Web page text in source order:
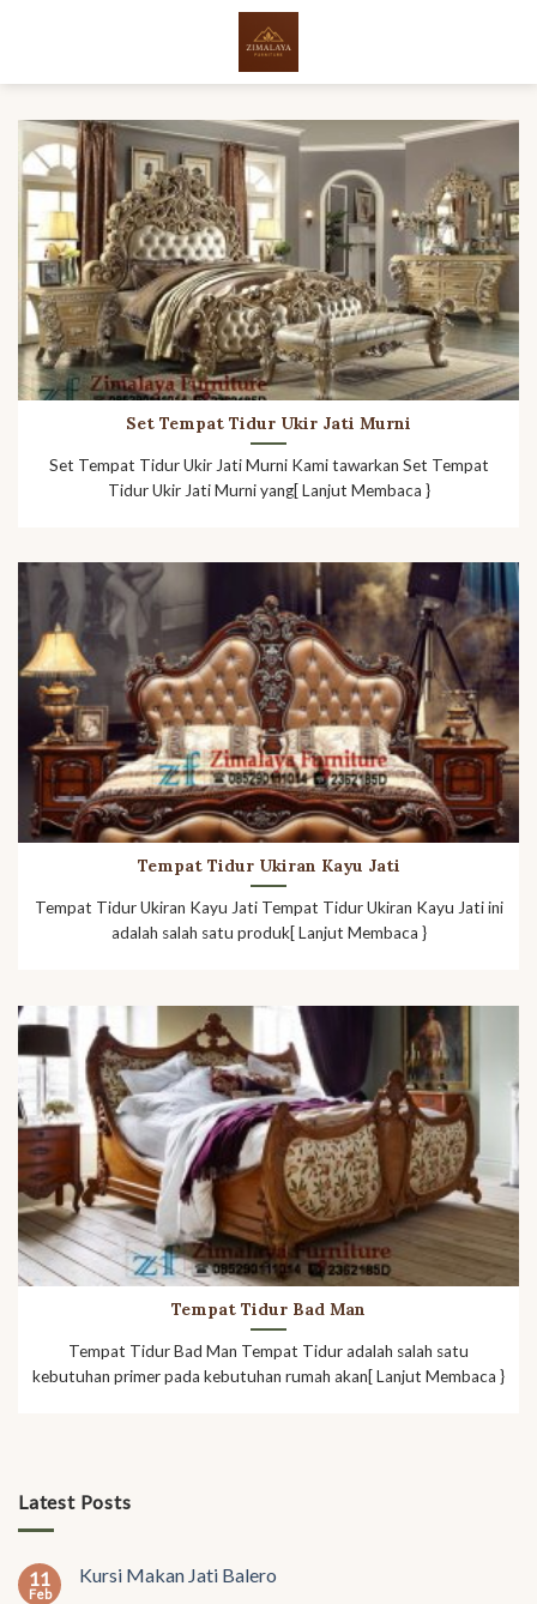
Latest Posts
11
Feb
Kursi Makan Jati Balero
Set Tempat Tidur Ukir Jati Murni
Set Tempat Tidur Ukir Jati Murni Kami tawarkan Set Tempat
Tidur Ukir Jati Murni yang[ Lanjut Membaca }
Tempat Tidur Ukiran Kayu Jati
Tempat Tidur Ukiran Kayu Jati Tempat Tidur Ukiran Kayu Jati ini
adalah salah satu produk[ Lanjut Membaca }
Tempat Tidur Bad Man
Tempat Tidur Bad Man Tempat Tidur adalah salah satu
kebutuhan primer pada kebutuhan rumah akan[ Lanjut Membaca }